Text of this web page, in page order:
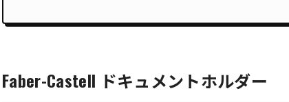
Faber-Castell ドキュメントホルダー